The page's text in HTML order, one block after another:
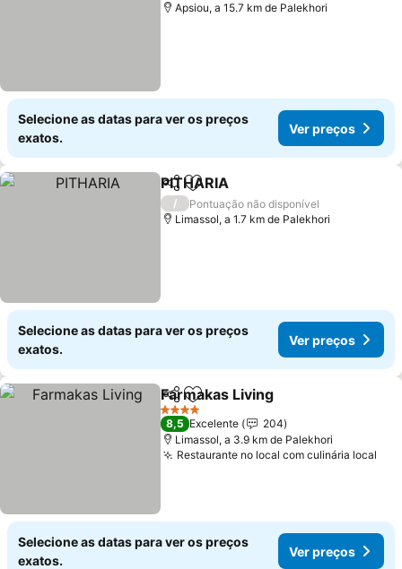
Apsiou, a 15.7 km de Palekhori
Selecione as datas para ver os preços
exatos.
Ver preços
PartilharAdicionar aos favoritos
PITHARIA
/
Pontuação não disponível
Limassol, a 1.7 km de Palekhori
Selecione as datas para ver os preços
exatos.
Ver preços
PartilharAdicionar aos favoritos
Farmakas Living
4 Estrelas
8,5 Excelente
204
Limassol, a 3.9 km de Palekhori
Restaurante no local com culinária local
Selecione as datas para ver os preços
exatos.
Ver preços